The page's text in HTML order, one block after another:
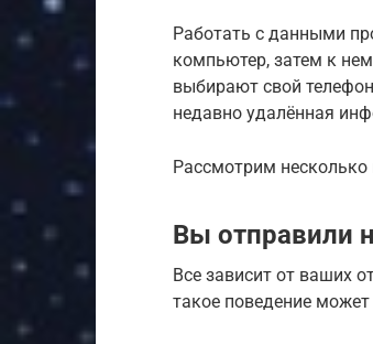
Работать с данными
компьютер, затем к
выбирают свой
недавно удалённая
Рассмотрим несколько
Вы отправили
Все зависит от ваших
такое поведение